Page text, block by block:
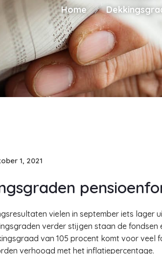
Home
1, 2021
vielen in september iets lager
verder stijgen staan de
van 105 procent komt voor veel
verhoogd met het inflatiepercentage.